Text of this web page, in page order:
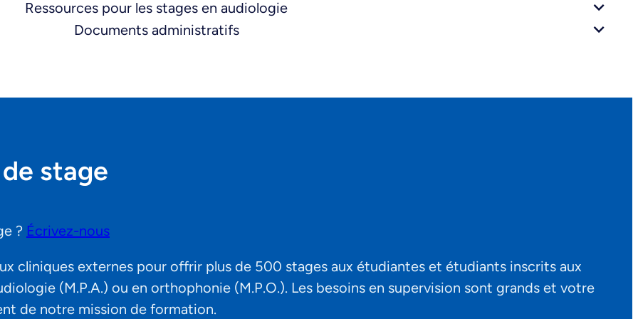
Ressources pour les stages en audiologie
Documents administratifs
stage
? Écrivez-nous
cliniques externes pour offrir plus de 500 stages aux étudiantes et étudiants inscrits aux
(M.P.A.) ou en orthophonie (M.P.O.). Les besoins en supervision sont grands et votre
de notre mission de formation.